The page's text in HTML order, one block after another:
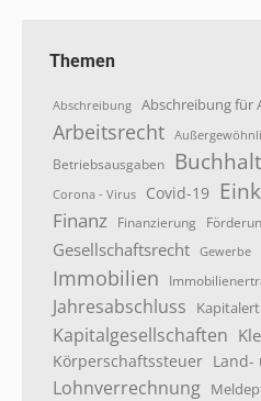
Themen
Abschreibung Abschreibung für
Arbeitsrecht
Betriebsausgaben
Corona - Virus
Covid-19
Finanz Finanzierung
Gesellschaftsrecht Gewerbe
Immobilien
Jahresabschluss
Kapitalgesellschaften
Körperschaftssteuer Land-
Lohnverrechnung